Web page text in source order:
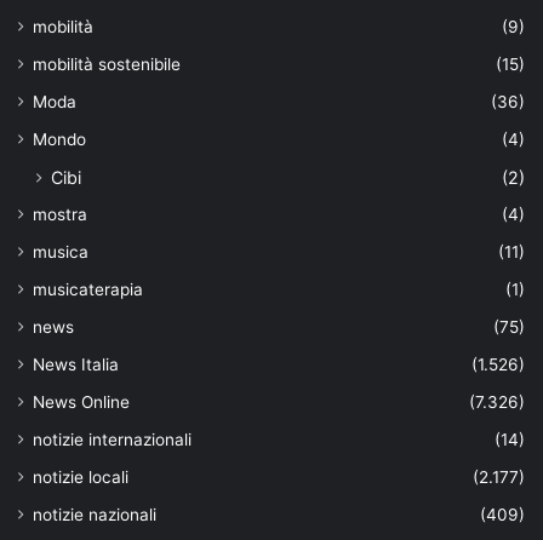
mobilità
(9)
mobilità sostenibile
(15)
Moda
(36)
Mondo
(4)
Cibi (2)
mostra
(4)
musica
(11)
musicaterapia
(1)
news
(75)
News Italia
(1.526)
News Online
(7.326)
notizie internazionali
(14)
notizie locali
(2.177)
notizie nazionali
(409)